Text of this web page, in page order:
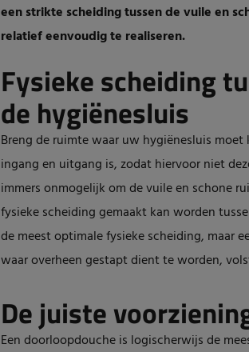
een strikte scheiding tussen de vuile en
relatief eenvoudig te realiseren.
Fysieke scheiding
de hygiënesluis
Breng de ruimte waar uw hygiënesluis
ingang en uitgang is, zodat hiervoor niet
immers onmogelijk om de vuile en schone
fysieke scheiding gemaakt kan worden
de meest optimale fysieke scheiding, maar
waar overheen gestapt dient te worden,
De juiste
Een doorloopdouche is logischerwijs de